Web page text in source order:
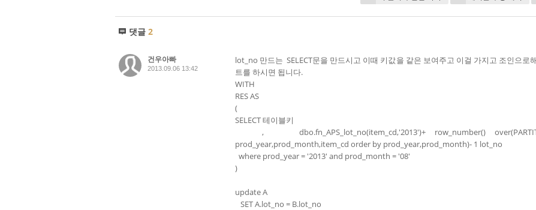
댓글 2
건우아빠
2013.09.06 13:42
lot_no 만드는 SELECT문을 만드시고 이때 키값을 같은 보여주고 이걸 가지고 조인으로
트를 하시면 됩니다.
WITH
RES AS
(
SELECT 테이블키
, dbo.fn_APS_lot_no(item_cd,'2013')+ row_number()
prod_year,prod_month,item_cd order by prod_year,prod_month)- 1 lot_no
where prod_year = '2013' and prod_month = '08'
)
update A
SET A.lot_no = B.lot_no